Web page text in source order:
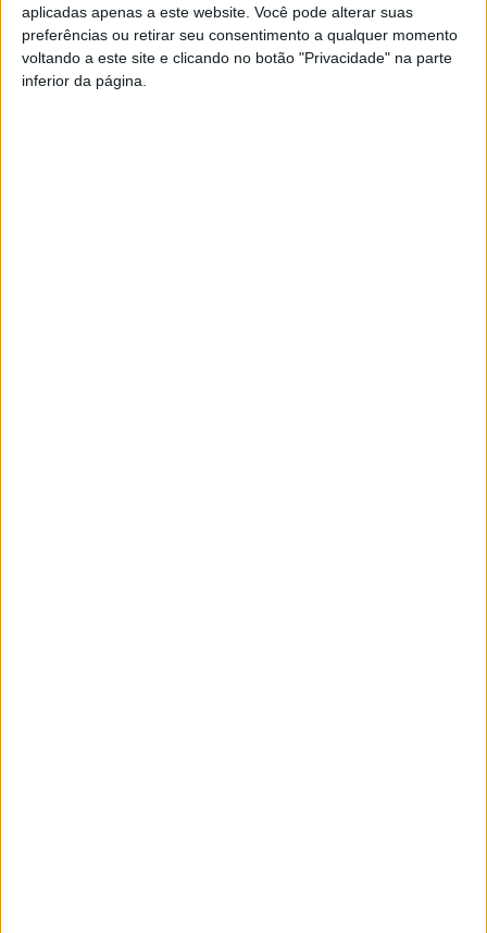
aplicadas apenas a este website. Você pode alterar suas
preferências ou retirar seu consentimento a qualquer momento
voltando a este site e clicando no botão "Privacidade" na parte
inferior da página.